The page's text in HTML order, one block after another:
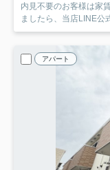
内見不要のお客様は家賃の33％（
ましたら、当店LINE公
アパート